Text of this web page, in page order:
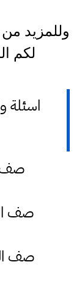
وللمزيد من
لكم
اسئلة
صف
صف
صف